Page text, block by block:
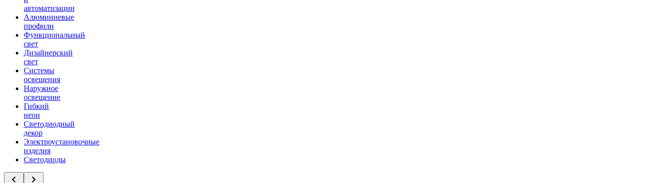
автоматизации
Алюминиевые
профили
Функциональный
свет
Дизайнерский
свет
Системы
освещения
Наружное
освещение
Гибкий
неон
Светодиодный
декор
Электроустановочные
изделия
Светодиоды